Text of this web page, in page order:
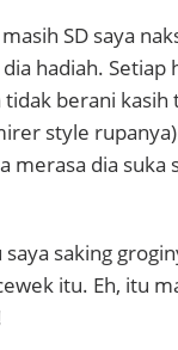
SD saya
hadiah. Setiap
berani kasih
style
merasa dia suka
saking
itu. Eh, itu